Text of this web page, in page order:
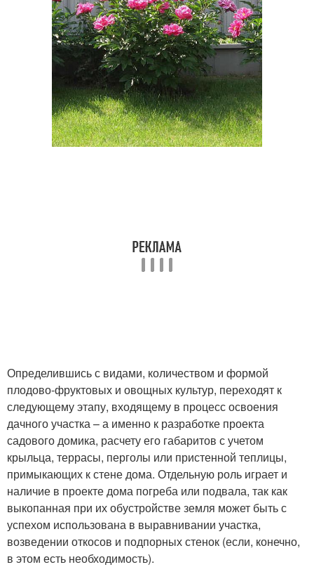
Определившись с видами, количеством и формой
плодово-фруктовых и овощных культур, переходят к
следующему этапу, входящему в процесс освоения
дачного участка – а именно к разработке проекта
садового домика, расчету его габаритов с учетом
крыльца, террасы, перголы или пристенной теплицы,
примыкающих к стене дома. Отдельную роль играет и
наличие в проекте дома погреба или подвала, так как
выкопанная при их обустройстве земля может быть с
успехом использована в выравнивании участка,
возведении откосов и подпорных стенок (если, конечно,
в этом есть необходимость).